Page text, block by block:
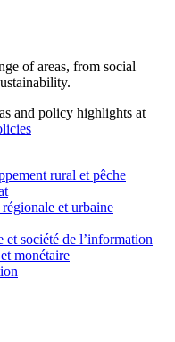
of areas, from social
and policy highlights at
rural et pêche
et urbaine
société de l’information
monétaire